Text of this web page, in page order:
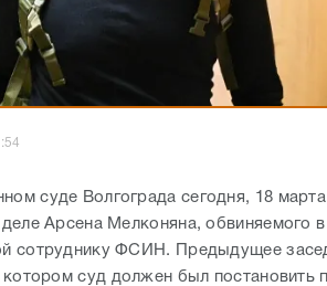
суде Волгограда сегодня, 18
Арсена Мелконяна, обвиняемого в
сотруднику ФСИН. Предыдущее
котором суд должен был постановить